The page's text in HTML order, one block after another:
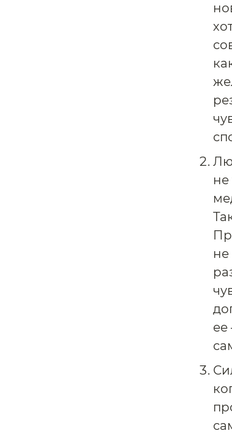
не
не
ее